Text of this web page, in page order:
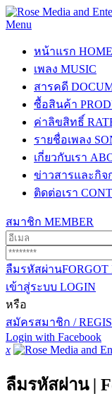
Menu
หน้าแรก HOME
เพลง MUSIC
สารคดี
ซื้อสินค้า
ค่าลิขสิทธิ์
รายชื่อเพลง
เกี่ยวกับเรา
ข่าวสารและกิจ
ติดต่อเรา
สมาชิก MEMBER
ลืมรหัสผ่านFORGOT
เข้าสู่ระบบ LOGIN
หรือ
สมัครสมาชิก /
Login with Facebook
x
ลืมรหัสผ่าน |